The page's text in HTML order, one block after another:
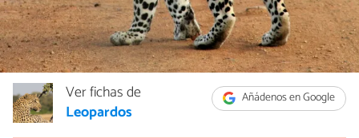
Añádenos en Google
Ver fichas de
Leopardos